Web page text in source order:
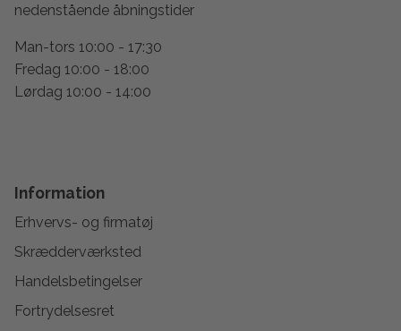
nedenstående åbningstider
Man-tors 10:00 - 17:30
Fredag 10:00 - 18:00
Lørdag 10:00 - 14:00
Information
Erhvervs- og firmatøj
Skrædderværksted
Handelsbetingelser
Fortrydelsesret